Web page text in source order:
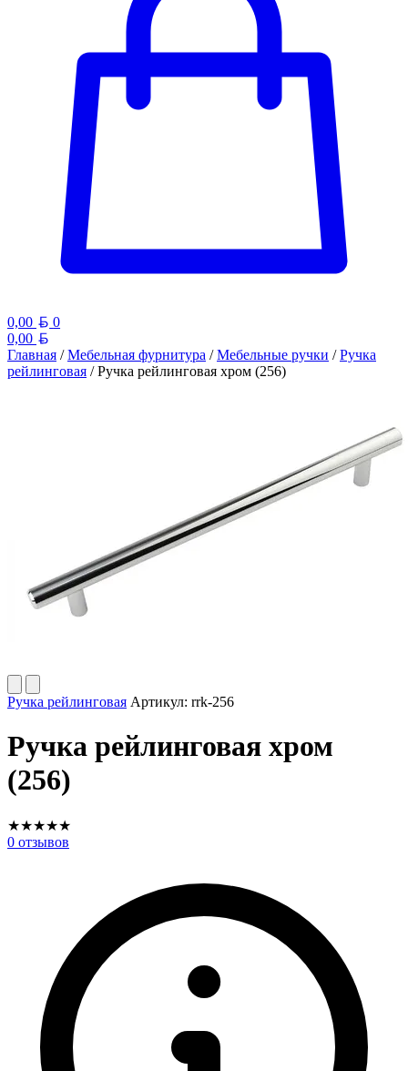
0,00 Белорусский рубль
0
0,00
Главная /Мебельная фурнитура /Мебельные ручки /Ручка
рейлинговая / Ручка рейлинговая хром (256)
Ручка рейлинговая Артикул: rrk-256
Ручка рейлинговая хром
(256)
★★★★★
0 отзывов